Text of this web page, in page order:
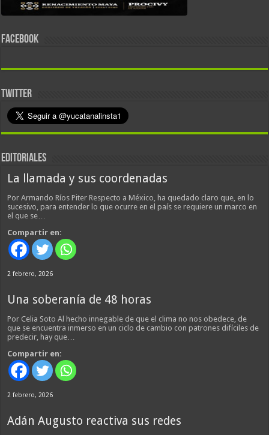
FACEBOOK
TWITTER
EDITORIALES
La llamada y sus coordenadas
Por Armando Ríos Piter Respecto a México, ha quedado claro que, en lo
sucesivo, para entender lo que ocurre en el país se requiere un marco en
el que se…
Compartir en:
2 febrero, 2026
Una soberanía de 48 horas
Por Celia Soto Al hecho innegable de que el clima no nos obedece, de
que se encuentra inmerso en un ciclo de cambio con patrones difíciles de
predecir, hay que…
Compartir en:
2 febrero, 2026
Adán Augusto reactiva sus redes